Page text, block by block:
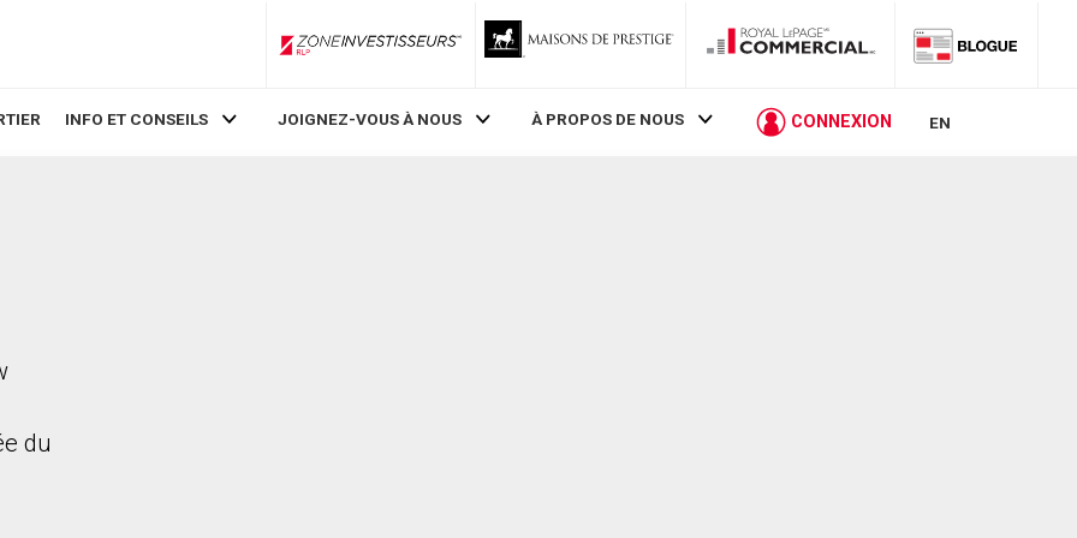
ZoneInvestisseurs RLP
INFO ET CONSEILS JOIGNEZ-VOUS À NOUS À PROPOS DE NOUS CONNEXION EN
du